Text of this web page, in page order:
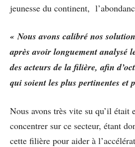
jeunesse du continent,
« Nous avons calibré nos
après avoir longuement analysé
des acteurs de la filière, afin
qui soient les plus pertinentes et
Nous avons très vite su qu’il était
concentrer sur ce secteur, étant
cette filière pour aider à